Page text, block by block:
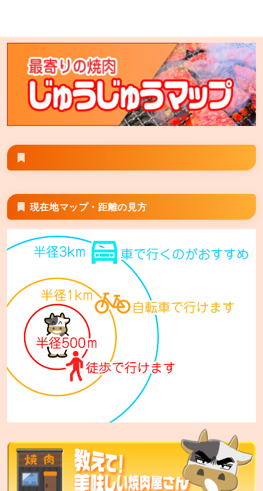
七輪焼肉 安安 大塚店
東京都豊島区北大塚2-7-11 プロスペリティ北大塚2階 ※
安安大塚店とGoogle検索すると旧大塚店が表示される
場合は その場合は「七輪焼肉安安大塚店」と検索して
頂くと正しく表示される場合がございます。
七輪焼肉 安安 旭川末広店
北海道旭川市末広1条 7丁目1-28
七輪焼肉 安安 秋津店
東京都清瀬市野塩5丁目298-5 キッコーマス5ビル2階
七輪焼肉 安安 西宮の沢店【FC】
札幌市手稲区西宮の沢5条1-14-10
七輪焼肉 安安 西日暮里店
東京都荒川区西日暮里5-34-3 ムツミビル1F
七輪焼肉 安安 札幌東区役所前店
札幌市東区北12条7丁目1-15 セレスタ札幌2F
七輪焼肉 安安 比屋根店
沖縄市比屋根6-36-7
七輪焼肉 安安 中城店
中頭郡中城村字南上原590
現在地マップ・距離の見方